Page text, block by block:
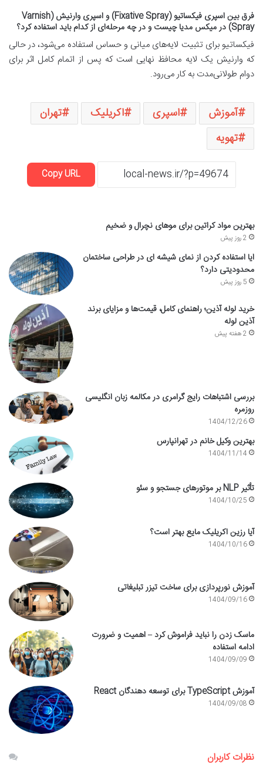
فرق بین اسپری فیکساتیو (Fixative Spray) و اسپری وارنیش (Varnish
Spray) در میکس مدیا چیست و در چه مرحله‌ای از کدام باید استفاده کرد؟
فیکساتیو برای تثبیت لایه‌های میانی و حساس استفاده می‌شود، در حالی
که وارنیش یک لایه محافظ نهایی است که پس از اتمام کامل اثر برای
دوام طولانی‌مدت به کار می‌رود.
آموزش اسپری اکریلیک
تهران
تهویه
Copy URL
بهترین مواد کراتین برای موهای نچرال و ضخیم
2 روز پیش
ایا استفاده کردن از نمای شیشه ای در طراحی ساختمان
محدودیتی دارد؟
5 روز پیش
خرید لوله آذین؛ راهنمای کامل، قیمت‌ها و مزایای برند
آذین لوله
2 هفته پیش
بررسی اشتباهات رایج گرامری در مکالمه زبان انگلیسی
روزمره
1404/12/26
بهترین وکیل خانم در تهرانپارس
1404/11/14
تأثیر NLP بر موتورهای جستجو و سئو
1404/10/25
آیا رزین اکریلیک مایع بهتر است؟
1404/10/16
آموزش نورپردازی برای ساخت تیزر تبلیغاتی
1404/09/16
ماسک زدن را نباید فراموش کرد – اهمیت و ضرورت
ادامه استفاده
1404/09/09
آموزش TypeScript برای توسعه دهندگان React
1404/09/08
نظرات کاربران